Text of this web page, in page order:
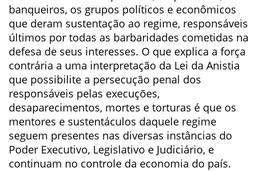
banqueiros, os grupos políticos e econômicos
que deram sustentação ao regime, responsáveis
últimos por todas as barbaridades cometidas na
defesa de seus interesses. O que explica a força
contrária a uma interpretação da Lei da Anistia
que possibilite a persecução penal dos
responsáveis pelas execuções,
desaparecimentos, mortes e torturas é que os
mentores e sustentáculos daquele regime
seguem presentes nas diversas instâncias do
Poder Executivo, Legislativo e Judiciário, e
continuam no controle da economia do país.